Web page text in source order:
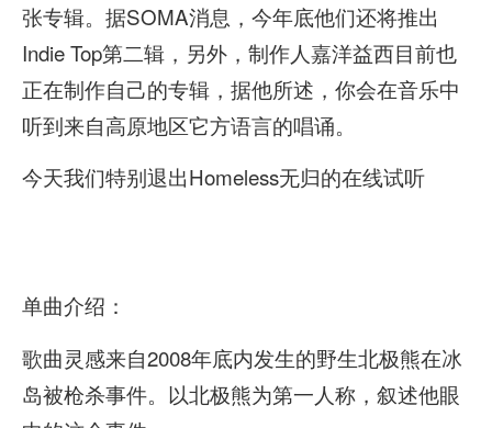
张专辑。据SOMA消息，今年底他们还将推出
Indie Top第二辑，另外，制作人嘉洋益西目前也
正在制作自己的专辑，据他所述，你会在音乐中
听到来自高原地区它方语言的唱诵。
今天我们特别退出Homeless无归的在线试听
单曲介绍：
歌曲灵感来自2008年底内发生的野生北极熊在冰
岛被枪杀事件。以北极熊为第一人称，叙述他眼